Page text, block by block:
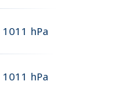
1011 hPa
1011 hPa